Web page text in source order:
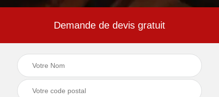
Demande de devis gratuit